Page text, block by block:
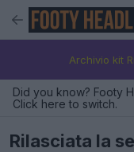
Archivio kit
Did you know? Footy
Click here to switch.
Rilasciata la